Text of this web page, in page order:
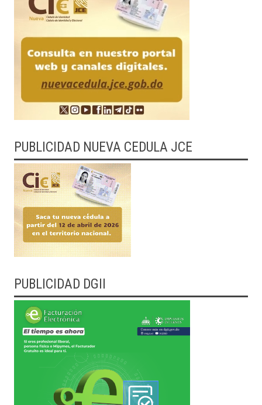
PUBLICIDAD NUEVA CEDULA JCE
PUBLICIDAD DGII